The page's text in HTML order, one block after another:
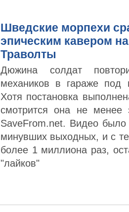
Шведские морпехи
эпическим кавером
Траволты
Дюжина солдат
механиков в гараже под
Хотя постановка
смотрится она не менее
SaveFrom.net. Видео было
минувших выходных, и с
более 1 миллиона раз,
"лайков"